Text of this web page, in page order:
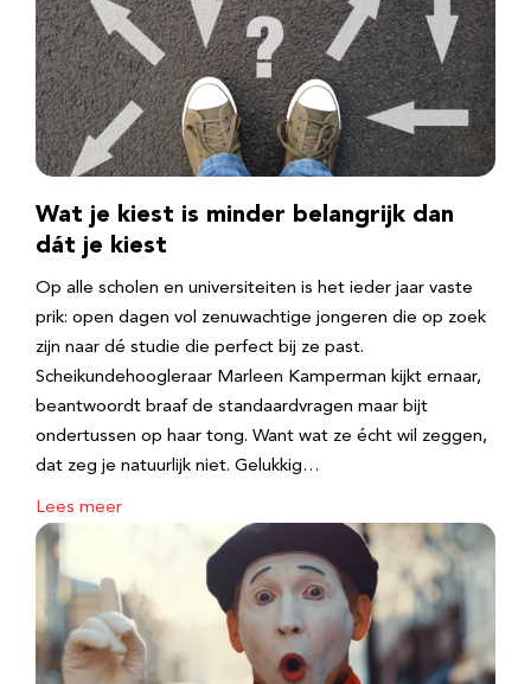
Wat je kiest is minder belangrijk dan
dát je kiest
Op alle scholen en universiteiten is het ieder jaar vaste
prik: open dagen vol zenuwachtige jongeren die op zoek
zijn naar dé studie die perfect bij ze past.
Scheikundehoogleraar Marleen Kamperman kijkt ernaar,
beantwoordt braaf de standaardvragen maar bijt
ondertussen op haar tong. Want wat ze écht wil zeggen,
dat zeg je natuurlijk niet. Gelukkig…
Lees meer